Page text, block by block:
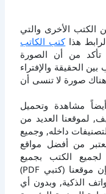
الكتب الأخرى والتي
هذاكتب الكاتب
تأكد من أن الصورة
الحقيقة والإفتراء
صورة لا تنسى أن
مشاهدة وتحميل
لموقعنا العديد من
داخله, وجميع
كما وأننا نعتبر من أفضل مواقع
الكتب بجميع
تخصصاتها, وبالنسبة لتصفح الموقع, فإن موقعنا (كتبي PDF)
الذكية, وبدون أي